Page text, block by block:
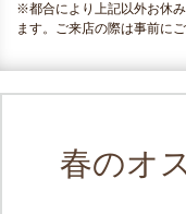
※都合により上記以外お休
ます。ご来店の際は事前にご
春のオ